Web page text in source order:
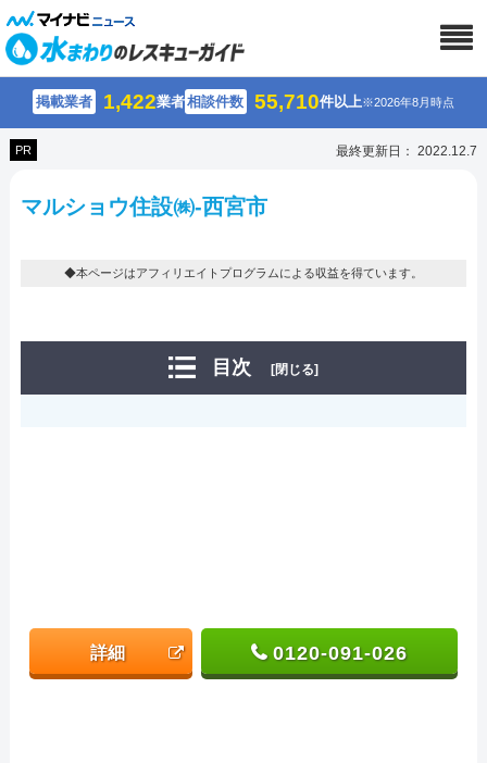
掲載業者 1,422業者相談件数 55,710件以上※2026年8月時点
PR 最終更新日： 2022.12.7
マルショウ住設㈱-西宮市
◆本ページはアフィリエイトプログラムによる収益を得ています。
目次 [閉じる]
詳細 0120-091-026